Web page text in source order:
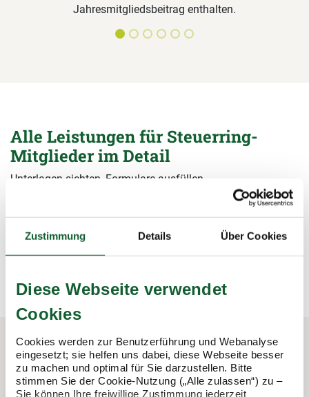
Zustimmung Details Über Cookies
Diese Webseite verwendet
Cookies
Cookies werden zur Benutzerführung und Webanalyse
eingesetzt; sie helfen uns dabei, diese Webseite besser
zu machen und optimal für Sie darzustellen. Bitte
stimmen Sie der Cookie-Nutzung („Alle zulassen“) zu –
Sie können Ihre freiwillige Zustimmung jederzeit
Jahresmitgliedsbeitrag enthalten.
Alle Leistungen für Steuerring-
Mitglieder im Detail
Unterlagen sichten, Formulare ausfüllen,
Steuerermäßigungen beantragen, Bescheide prüfen – wir
mehr erfahren
mehr erfahren
In 3 Schritten zur Steuererklärung.
So funktioniert's: